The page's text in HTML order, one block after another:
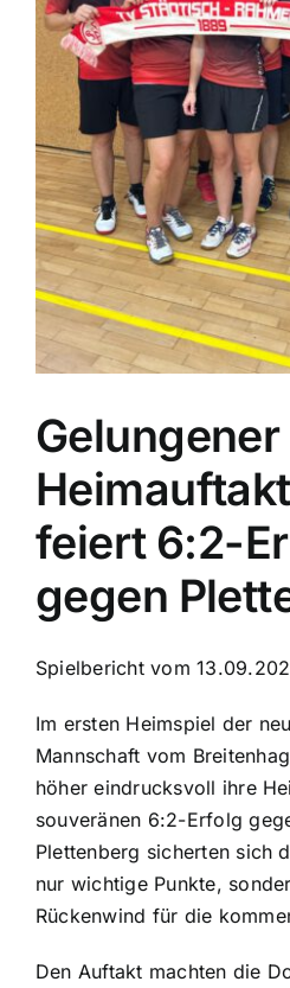
Gelungener
feiert 6:2-
gegen
Spielbericht vom
Im ersten Heimspiel der
Mannschaft vom
höher eindrucksvoll ihre
souveränen 6:2-Erfolg
Plettenberg sicherten sich
nur wichtige Punkte,
Rückenwind für die
Den Auftakt machten die